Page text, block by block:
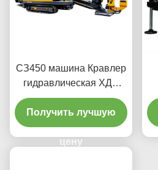
СЗ450 машина Кравлер
гидравлическая ХДД
горизонтальная сверля
Получить лучшую
цену